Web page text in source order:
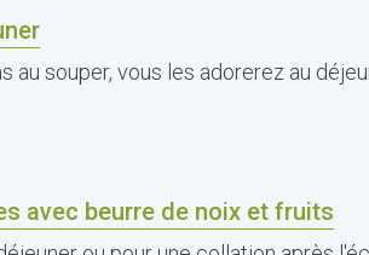
au souper, vous les adorerez au
avec beurre de noix et fruits